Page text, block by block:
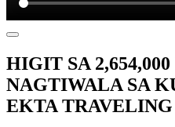
HIGIT SA
NAGTIWALA SA
EKTA TRAVELING